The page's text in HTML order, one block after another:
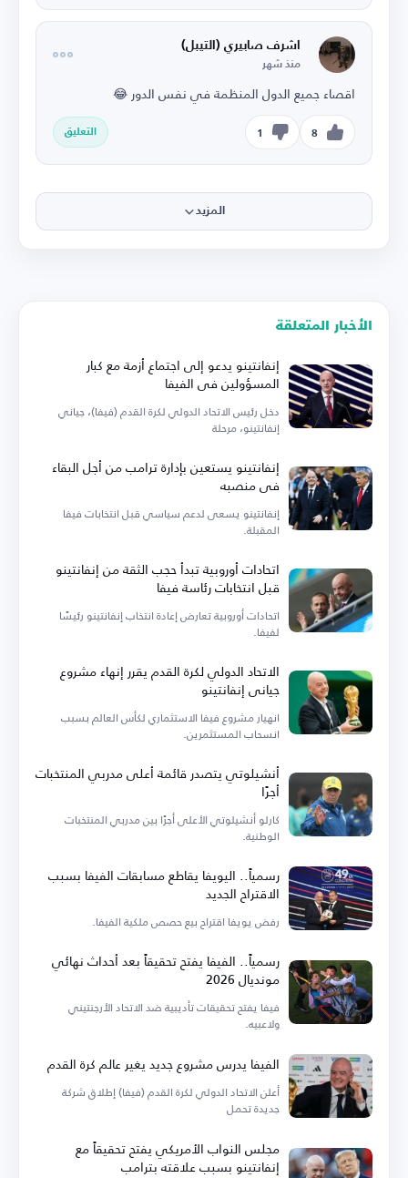
اشرف صابيري (التيبل)
منذ شهر
اقصاء جميع الدول المنظمة في نفس الدور 😂
8
1 التعليق
المزيد
الأخبار المتعلقة
إنفانتينو يدعو إلى اجتماع أزمة مع كبار
المسؤولين في الفيفا
دخل رئيس الاتحاد الدولي لكرة القدم (فيفا)، جياني
إنفانتينو، مرحلة
إنفانتينو يستعين بإدارة ترامب من أجل البقاء
في منصبه
إنفانتينو يسعى لدعم سياسي قبل انتخابات فيفا
المقبلة.
اتحادات أوروبية تبدأ حجب الثقة من إنفانتينو
قبل انتخابات رئاسة فيفا
اتحادات أوروبية تعارض إعادة انتخاب إنفانتينو رئيسًا
لفيفا.
الاتحاد الدولي لكرة القدم يقرر إنهاء مشروع
جياني إنفانتينو
انهيار مشروع فيفا الاستثماري لكأس العالم بسبب
انسحاب المستثمرين.
أنشيلوتي يتصدر قائمة أعلى مدربي المنتخبات
أجرًا
كارلو أنشيلوتي الأعلى أجرًا بين مدربي المنتخبات
الوطنية.
رسمياً.. اليويفا يقاطع مسابقات الفيفا بسبب
الاقتراح الجديد
رفض يويفا اقتراح بيع حصص ملكية الفيفا.
رسمياً.. الفيفا يفتح تحقيقاً بعد أحداث نهائي
مونديال 2026
فيفا يفتح تحقيقات تأديبية ضد الاتحاد الأرجنتيني
ولاعبيه.
الفيفا يدرس مشروع جديد يغير عالم كرة القدم
أعلن الاتحاد الدولي لكرة القدم (فيفا) إطلاق شركة
جديدة تحمل
مجلس النواب الأمريكي يفتح تحقيقاً مع
إنفانتينو بسبب علاقته بترامب